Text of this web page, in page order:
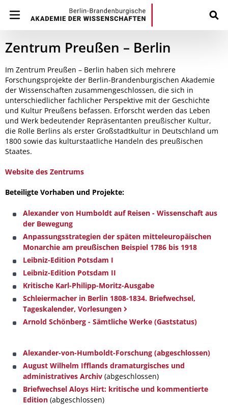
Zentrum Preußen – Berlin
Im Zentrum Preußen – Berlin haben sich mehrere
Forschungsprojekte der Berlin-Brandenburgischen Akademie
der Wissenschaften zusammengeschlossen, die sich in
unterschiedlicher fachlicher Perspektive mit der Geschichte
und Kultur Preußens befassen. Erforscht werden das Leben
und Werk bedeutender Repräsentanten preußischer Kultur,
die Rolle Berlins als erster Großstadtkultur in Deutschland um
1800 sowie das kulturstaatliche Handeln des preußischen
Staates.
Website des Zentrums
Beteiligte Vorhaben und Projekte:
Alexander von Humboldt auf Reisen - Wissenschaft aus
der Bewegung
Anpassungsstrategien der späten mitteleuropäischen
Monarchie am preußischen Beispiel 1786 bis 1918
Leibniz-Edition Potsdam I
Leibniz-Edition Potsdam II
Kritische Karl-Philipp-Moritz-Ausgabe
Schleiermacher in Berlin 1808-1834. Briefwechsel,
Tageskalender, Vorlesungen
Arnold Schönberg - Sämtliche Werke (Gaststatus)
Alexander-von-Humboldt-Forschung (abgeschlossen)
August Wilhelm Ifflands dramaturgisches und
administratives Archiv (abgeschlossen)
Briefwechsel Aloys Hirt: kritische und kommentierte
Edition (abgeschlossen)